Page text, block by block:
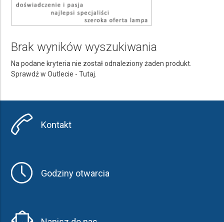
Średnica Ø
Wybierz
Rodzaj trzonka żarówki
Wybierz producenta
do
Brak wyników wyszukiwania
Na podane kryteria nie został odnaleziony żaden produkt.
Sprawdź w Outlecie -Tutaj.
Kontakt
Godziny otwarcia